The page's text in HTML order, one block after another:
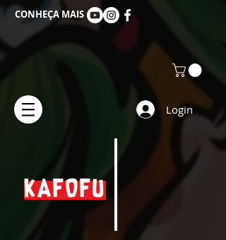
CONHEÇA MAIS
Login
KAFOFU